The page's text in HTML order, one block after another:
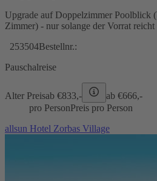
Upgrade auf Doppelzimmer Poolblick
Zimmer) - nur solange der Vorrat reicht
253504Bestellnr.:
Pauschalreise
Alter Preisab €833,- ab €666,-
pro PersonPreis pro Person
allsun Hotel Zorbas Village